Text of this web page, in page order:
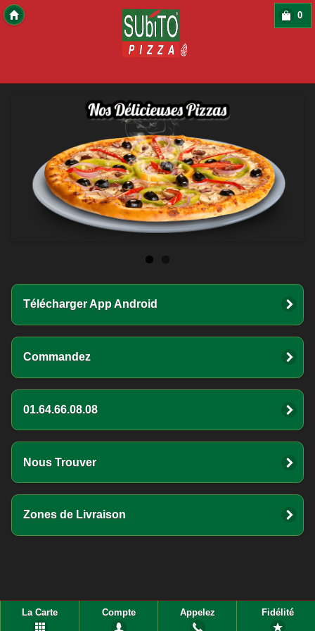
0
Télécharger App Android
Commandez
01.64.66.08.08
Nous Trouver
Zones de Livraison
La Carte Compte Appelez Fidélité
Copyright 2016 Des-Click Com